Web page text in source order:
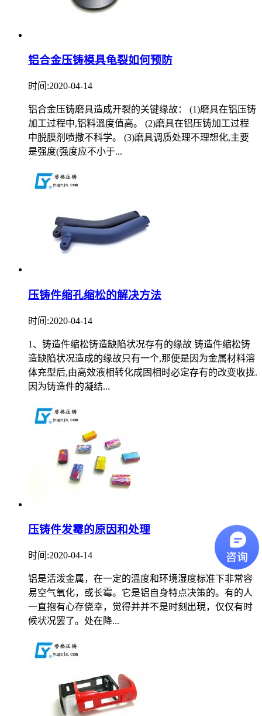
铝合金压铸模具龟裂如何预防
时间:2020-04-14
铝合金压铸磨具造成开裂的关键缘故： (1)磨具在铝压铸
加工过程中,铝料溫度值高。 (2)磨具在铝压铸加工过程
中脱膜剂喷撒不科学。 (3)磨具调质处理不理想化,主要
是强度(强度应不小于...
压铸件缩孔缩松的解决方法
时间:2020-04-14
1、铸造件缩松铸造缺陷状况存有的缘故 铸造件缩松铸
造缺陷状况造成的缘故只有一个,那便是因为金属材料溶
体充型后,由高效液相转化成固相时必定存有的改变收拢.
因为铸造件的凝结...
压铸件发霉的原因和处理
时间:2020-04-14
铝是活泼金属，在一定的溫度和环境湿度标准下非常容
易空气氧化，或长霉。它是铝自身特点决策的。有的人
一直抱有心存侥幸，觉得并并不是时刻出現，仅仅有时
候状况罢了。处在降...